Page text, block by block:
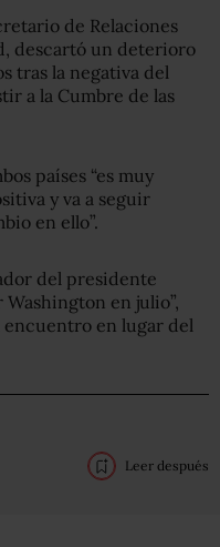
de Relaciones
descartó un deterioro
tras la negativa del
a la Cumbre de las
países “es muy
y va a seguir
en ello”.
del presidente
en julio”,
en lugar del
Leer después